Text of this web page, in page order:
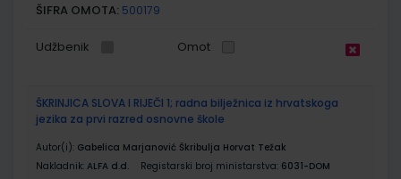
ŠIFRA OMOTA: 500179
Udžbenik Omot
ŠKRINJICA SLOVA I RIJEČI 1; radna bilježnica iz hrvatskoga
jezika za prvi razred osnovne škole
Autor(i): Gabelica Marjanović Škribulja Horvat Težak
Nakladnik: ALFA d.d. Registarski broj ministarstva: 6031-DOM